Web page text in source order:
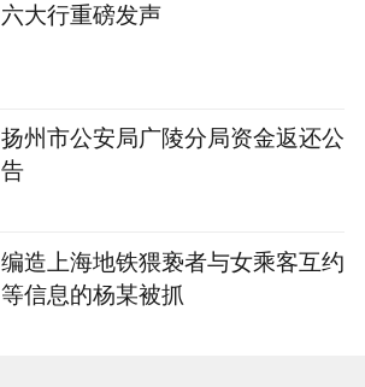
六大行重磅发声
扬州市公安局广陵分局资金返还公
告
编造上海地铁猥亵者与女乘客互约
等信息的杨某被抓